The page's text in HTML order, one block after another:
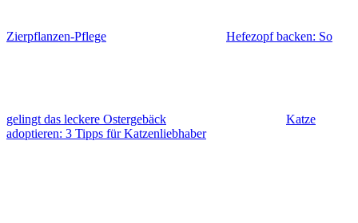
Zierpflanzen-Pflege Hefezopf backen: So
gelingt das leckere Ostergebäck
Katze
adoptieren: 3 Tipps für Katzenliebhaber